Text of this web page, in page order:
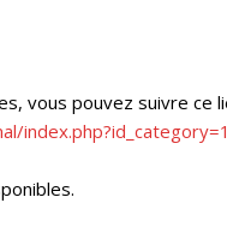
vous pouvez suivre ce